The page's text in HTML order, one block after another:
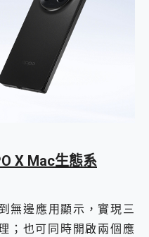
X Mac生態系
無邊應用顯示，實現三
；也可同時開啟兩個應